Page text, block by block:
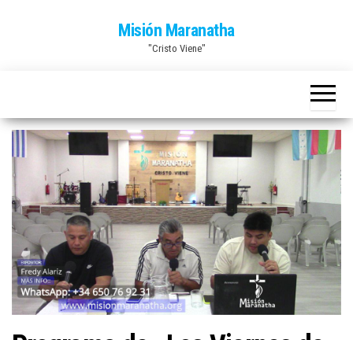
Misión Maranatha
"Cristo Viene"